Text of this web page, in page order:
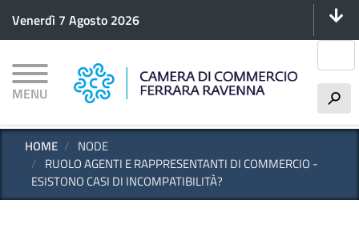
principale
Venerdì 7 Agosto 2026
MENU h
HOME
NODE
RUOLO AGENTI E RAPPRESENTANTI DI COMMERCIO -
ESISTONO CASI DI INCOMPATIBILITÀ?